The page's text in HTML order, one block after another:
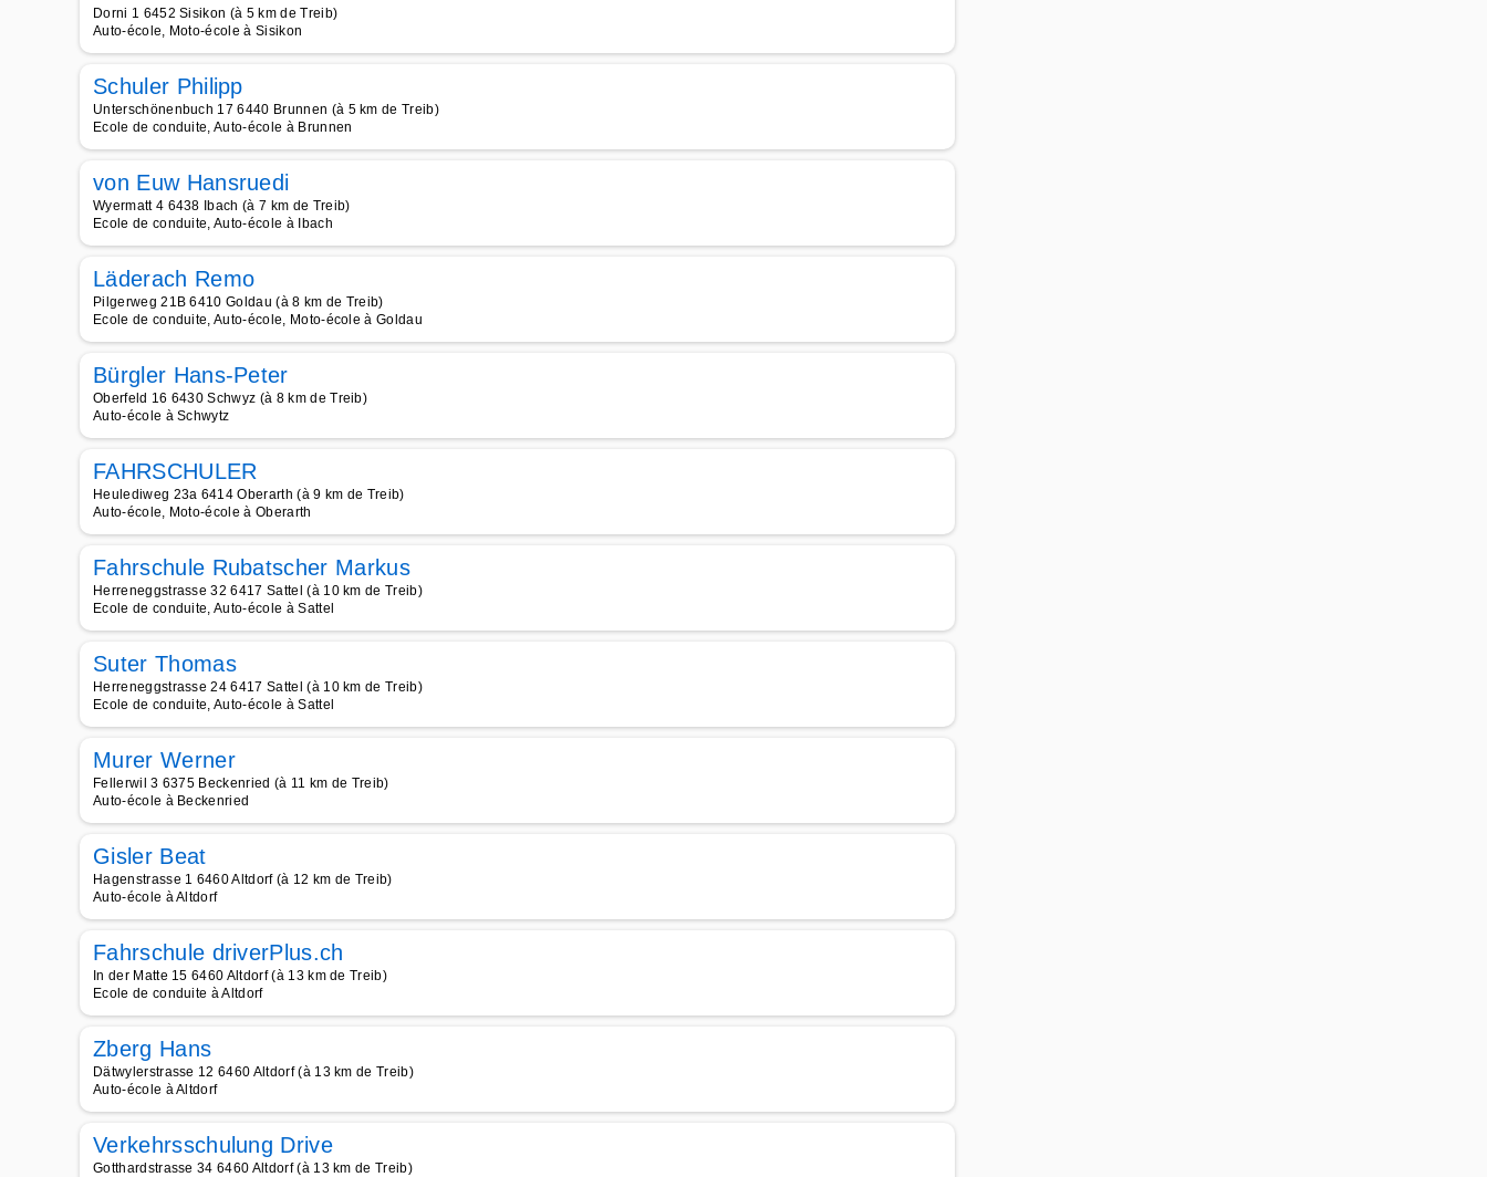
Dorni 1 6452 Sisikon (à 5 km de Treib)
Auto-école, Moto-école à Sisikon
Schuler Philipp
Unterschönenbuch 17 6440 Brunnen (à 5 km de Treib)
Ecole de conduite, Auto-école à Brunnen
von Euw Hansruedi
Wyermatt 4 6438 Ibach (à 7 km de Treib)
Ecole de conduite, Auto-école à Ibach
Läderach Remo
Pilgerweg 21B 6410 Goldau (à 8 km de Treib)
Ecole de conduite, Auto-école, Moto-école à Goldau
Bürgler Hans-Peter
Oberfeld 16 6430 Schwyz (à 8 km de Treib)
Auto-école à Schwytz
FAHRSCHULER
Heulediweg 23a 6414 Oberarth (à 9 km de Treib)
Auto-école, Moto-école à Oberarth
Fahrschule Rubatscher Markus
Herreneggstrasse 32 6417 Sattel (à 10 km de Treib)
Ecole de conduite, Auto-école à Sattel
Suter Thomas
Herreneggstrasse 24 6417 Sattel (à 10 km de Treib)
Ecole de conduite, Auto-école à Sattel
Murer Werner
Fellerwil 3 6375 Beckenried (à 11 km de Treib)
Auto-école à Beckenried
Gisler Beat
Hagenstrasse 1 6460 Altdorf (à 12 km de Treib)
Auto-école à Altdorf
Fahrschule driverPlus.ch
In der Matte 15 6460 Altdorf (à 13 km de Treib)
Ecole de conduite à Altdorf
Zberg Hans
Dätwylerstrasse 12 6460 Altdorf (à 13 km de Treib)
Auto-école à Altdorf
Verkehrsschulung Drive
Gotthardstrasse 34 6460 Altdorf (à 13 km de Treib)